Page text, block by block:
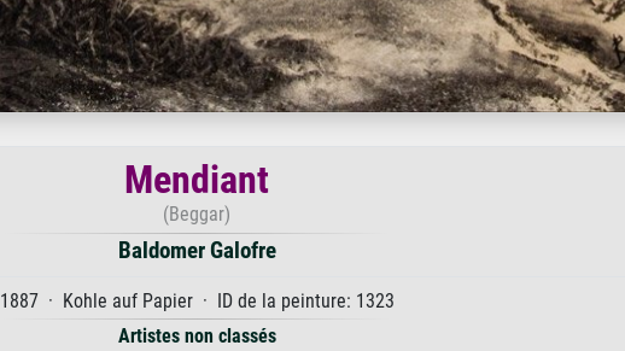
Mendiant
(Beggar)
Baldomer Galofre
1887 · Kohle auf Papier · ID de la peinture: 1323
Artistes non classés